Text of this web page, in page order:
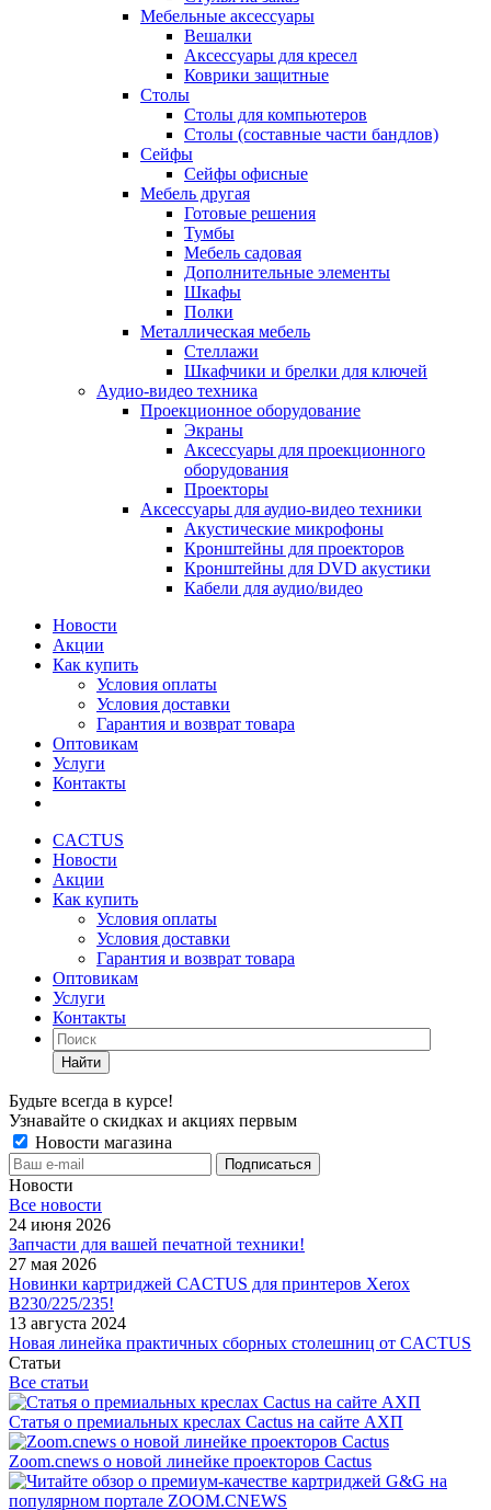
Мебельные аксессуары
Вешалки
Аксессуары для кресел
Коврики защитные
Столы
Столы для компьютеров
Столы (составные части бандлов)
Сейфы
Сейфы офисные
Мебель другая
Готовые решения
Тумбы
Мебель садовая
Дополнительные элементы
Шкафы
Полки
Металлическая мебель
Стеллажи
Шкафчики и брелки для ключей
Аудио-видео техника
Проекционное оборудование
Экраны
Аксессуары для проекционного
оборудования
Проекторы
Аксессуары для аудио-видео техники
Акустические микрофоны
Кронштейны для проекторов
Кронштейны для DVD акустики
Кабели для аудио/видео
Новости
Акции
Как купить
Условия оплаты
Условия доставки
Гарантия и возврат товара
Оптовикам
Услуги
Контакты
CACTUS
Новости
Акции
Как купить
Условия оплаты
Условия доставки
Гарантия и возврат товара
Оптовикам
Услуги
Контакты
Найти
Будьте всегда в курсе!
Узнавайте о скидках и акциях первым
Новости магазина
Новости
Все новости
24 июня 2026
Запчасти для вашей печатной техники!
27 мая 2026
Новинки картриджей CACTUS для принтеров Xerox
B230/225/235!
13 августа 2024
Новая линейка практичных сборных столешниц от CACTUS
Статьи
Все статьи
Статья о премиальных креслах Cactus на сайте АХП
Zoom.cnews о новой линейке проекторов Cactus